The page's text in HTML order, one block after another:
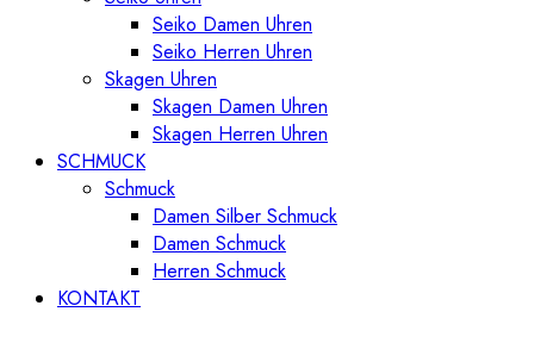
Seiko Damen Uhren
Seiko Herren Uhren
Skagen Uhren
Skagen Damen Uhren
Skagen Herren Uhren
SCHMUCK
Schmuck
Damen Silber Schmuck
Damen Schmuck
Herren Schmuck
KONTAKT